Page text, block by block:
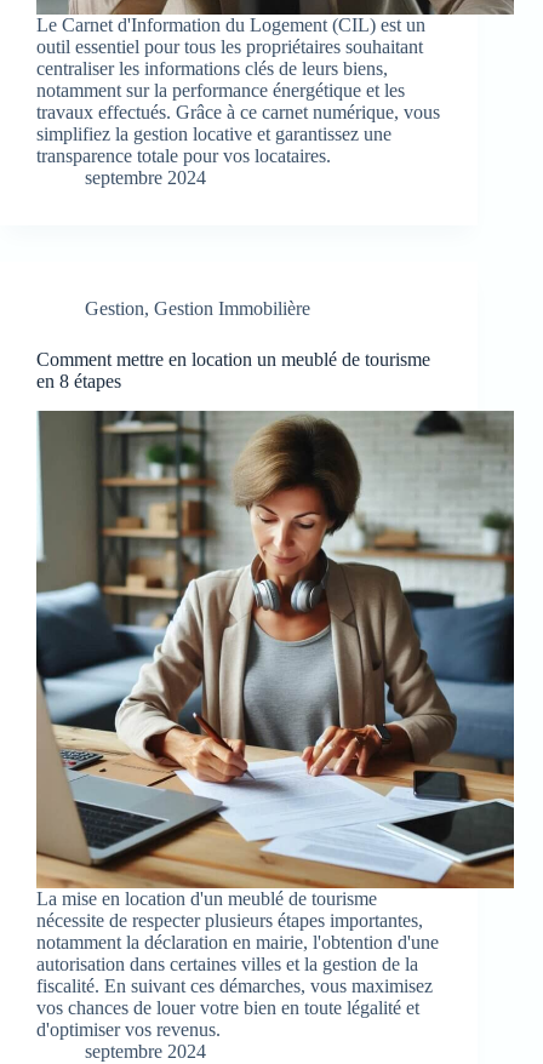
Le Carnet d'Information du Logement (CIL) est un
outil essentiel pour tous les propriétaires souhaitant
centraliser les informations clés de leurs biens,
notamment sur la performance énergétique et les
travaux effectués. Grâce à ce carnet numérique, vous
simplifiez la gestion locative et garantissez une
transparence totale pour vos locataires.
septembre 2024
Gestion, Gestion Immobilière
Comment mettre en location un meublé de tourisme
en 8 étapes
La mise en location d'un meublé de tourisme
nécessite de respecter plusieurs étapes importantes,
notamment la déclaration en mairie, l'obtention d'une
autorisation dans certaines villes et la gestion de la
fiscalité. En suivant ces démarches, vous maximisez
vos chances de louer votre bien en toute légalité et
d'optimiser vos revenus.
septembre 2024